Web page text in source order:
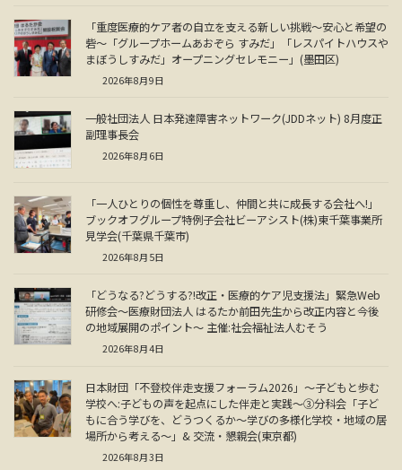
「重度医療的ケア者の自立を支える新しい挑戦～安心と希望の
砦～「グループホームあおぞら すみだ」「レスパイトハウスや
まぼうしすみだ」オープニングセレモニー」(墨田区)
2026年8月9日
一般社団法人 日本発達障害ネットワーク(JDDネット) 8月度正
副理事長会
2026年8月6日
「一人ひとりの個性を尊重し、仲間と共に成長する会社へ!」
ブックオフグループ特例子会社ビーアシスト(株)東千葉事業所
見学会(千葉県千葉市)
2026年8月5日
「どうなる?どうする?!改正・医療的ケア児支援法」緊急Web
研修会～医療財団法人 はるたか前田先生から改正内容と今後
の地域展開のポイント～ 主催:社会福祉法人むそう
2026年8月4日
日本財団「不登校伴走支援フォーラム2026」～子どもと歩む
学校へ:子どもの声を起点にした伴走と実践～③分科会「子ど
もに合う学びを、どうつくるか～学びの多様化学校・地域の居
場所から考える～」& 交流・懇親会(東京都)
2026年8月3日